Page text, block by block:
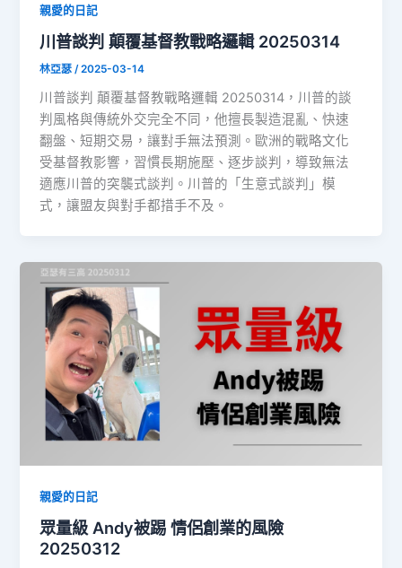
親愛的日記
川普談判 顛覆基督教戰略邏輯 20250314
林亞瑟 /2025-03-14
川普談判 顛覆基督教戰略邏輯 20250314，川普的談
判風格與傳統外交完全不同，他擅長製造混亂、快速
翻盤、短期交易，讓對手無法預測。歐洲的戰略文化
受基督教影響，習慣長期施壓、逐步談判，導致無法
適應川普的突襲式談判。川普的「生意式談判」模
式，讓盟友與對手都措手不及。
親愛的日記
眾量級 Andy被踢 情侶創業的風險
20250312